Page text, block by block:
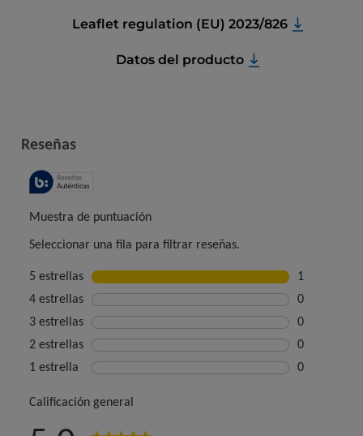
Leaflet regulation (EU) 2023/826
Datos del producto